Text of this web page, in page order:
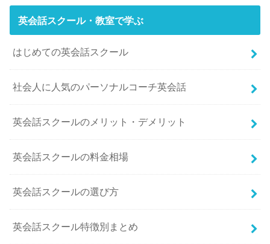
英会話スクール・教室で学ぶ
はじめての英会話スクール
社会人に人気のパーソナルコーチ英会話
英会話スクールのメリット・デメリット
英会話スクールの料金相場
英会話スクールの選び方
英会話スクール特徴別まとめ